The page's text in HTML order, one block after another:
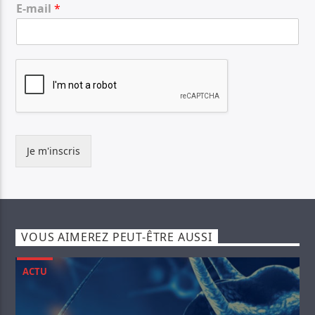
E-mail*
Je m'inscris
VOUS AIMEREZ PEUT-ÊTRE AUSSI
ACTU